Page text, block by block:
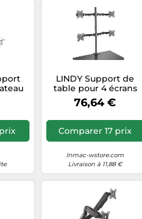
9
LINDY Support de
table pour 4 écrans
43,2–71,1 cm (17–28")
inclinable pivotant
76,64 €
Comparer 17 prix
Inmac-wstore.com
Livraison à 11,88 €